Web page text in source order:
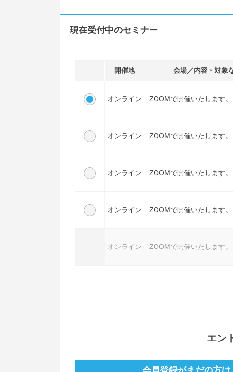
現在受付中のセミナー
開催地 会場／内容・対象
オンライン ZOOMで開催いたします。
オンライン ZOOMで開催いたします。
オンライン ZOOMで開催いたします。
オンライン ZOOMで開催いたします。
オンライン ZOOMで開催いたします。
エン